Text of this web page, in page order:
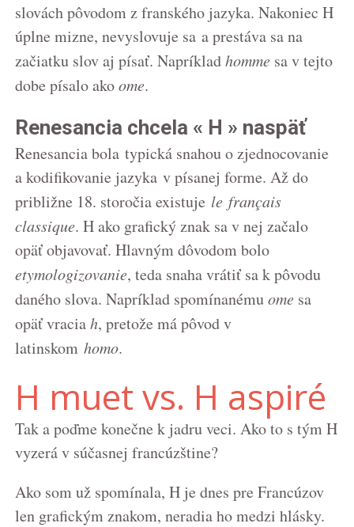
slovách pôvodom z franského jazyka. Nakoniec H
úplne mizne, nevyslovuje sa a prestáva sa na
začiatku slov aj písať. Napríkladhomme sa v tejto
dobe písalo akoome.
Renesancia chcela « H » naspäť
Renesancia bola typická snahou o zjednocovanie
a kodifikovanie jazyka v písanej forme. Až do
približne 18. storočia existuje le français
classique. H ako grafický znak sa v nej začalo
opäť objavovať. Hlavným dôvodom bolo
etymologizovanie, teda snaha vrátiť sa k pôvodu
daného slova. Napríklad spomínanémuome sa
opäť vraciah, pretože má pôvod v
latinskom homo.
H muet vs. H aspiré
Tak a poďme konečne k jadru veci. Ako to s tým H
vyzerá v súčasnej francúzštine?
Ako som už spomínala, H je dnes pre Francúzov
len grafickým znakom, neradia ho medzi hlásky.